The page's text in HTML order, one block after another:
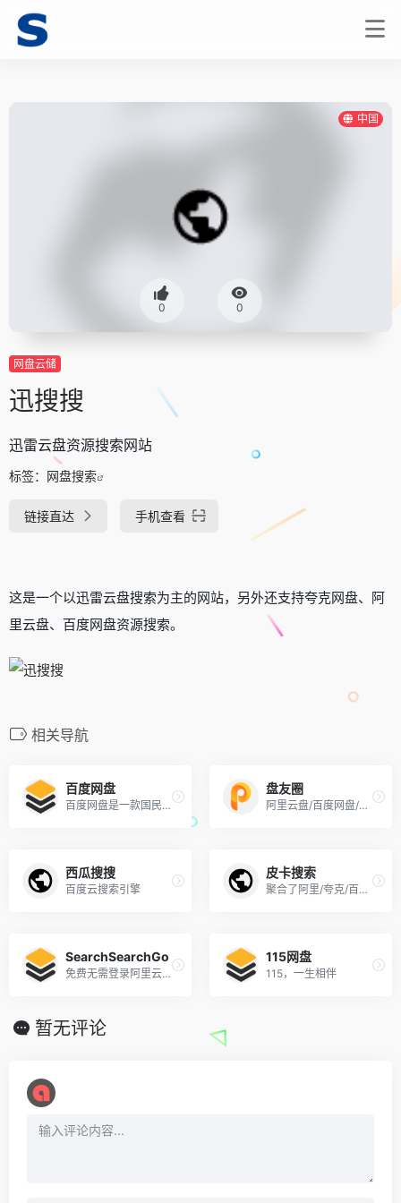
中国
0 0
网盘云储
迅搜搜
迅雷云盘资源搜索网站
标签： 网盘搜索
链接直达 手机查看
这是一个以迅雷云盘搜索为主的网站，另外还支持夸克网盘、阿
里云盘、百度网盘资源搜索。
相关导航
百度网盘
百度网盘是一款国民级产品
盘友圈
阿里云盘/百度网盘/夸克网盘资源搜索网站
西瓜搜搜
百度云搜索引擎
皮卡搜索
聚合了阿里/夸克/百度/蓝奏/天翼五大网盘的资源
SearchSearchGo
免费无需登录阿里云盘搜索引擎
115网盘
115，一生相伴
暂无评论